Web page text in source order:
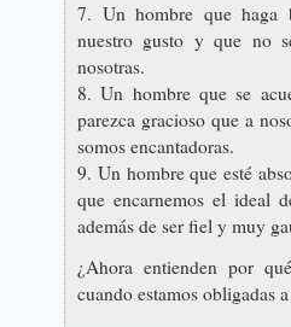
7. Un hombre que haga
nuestro gusto y que no
nosotras.
8. Un hombre que se
parezca gracioso que a
somos encantadoras.
9. Un hombre que esté
que encarnemos el ideal
además de ser fiel y muy
¿Ahora entienden por
cuando estamos obligadas